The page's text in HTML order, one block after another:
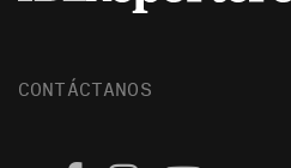
CONTÁCTANOS